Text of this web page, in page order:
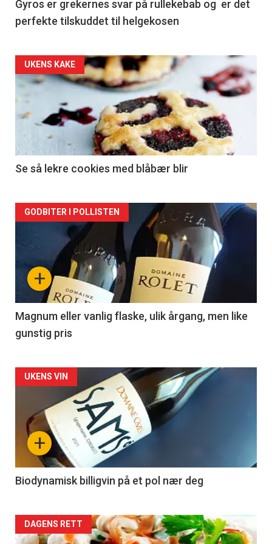
Gyros er grekernes svar på rullekebab og er det
perfekte tilskuddet til helgekosen
Forsiden
akkurat
nå
2
UKENS KAKE
Se så lekre cookies med blåbær blir
Forsiden
akkurat
nå
3
+
GODBITER I POLLISTEN
Magnum eller vanlig flaske, ulik årgang, men like
gunstig pris
Forsiden
akkurat
nå
4
+
UKENS VIN
Biodynamisk billigvin på et pol nær deg
Forsiden
DAGENS RETT